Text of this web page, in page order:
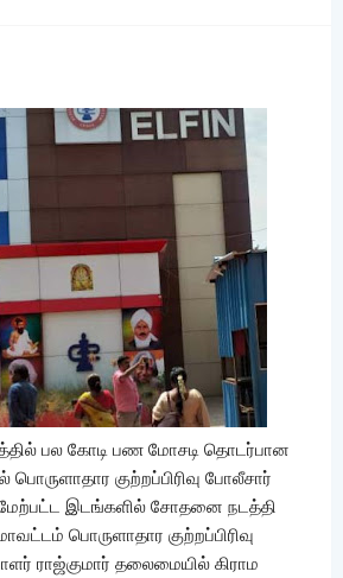
பல கோடி பண மோசடி தொடர்பான
பொருளாதார குற்றப்பிரிவு போலீசார்
மேற்பட்ட இடங்களில் சோதனை நடத்தி
பொருளாதார குற்றப்பிரிவு
ராஜ்குமார் தலைமையில் கிராம